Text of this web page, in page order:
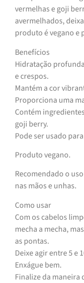
vermelhas e goji
avermelhados,
produto é vegano e
Benefícios
Hidratação
e crespos.
Mantém a cor
Proporciona uma
Contém
goji berry.
Pode ser usado
Produto vegano.
Recomendado o
nas mãos e unhas.
Como usar
Com os cabelos
mecha a mecha,
as pontas.
Deixe agir entre 5 e
Enxágue bem.
Finalize da maneira